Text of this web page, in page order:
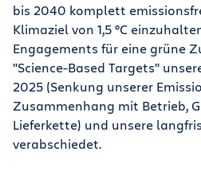
bis 2040 komplett
Klimaziel von 1,5 °C
Engagements für eine grüne
"Science-Based Targets"
2025 (Senkung unserer
Zusammenhang mit Betrieb,
Lieferkette) und unsere
verabschiedet.